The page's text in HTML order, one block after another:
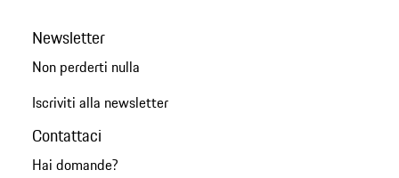
Newsletter
Non perderti nulla
Iscriviti alla newsletter
Contattaci
Hai domande?